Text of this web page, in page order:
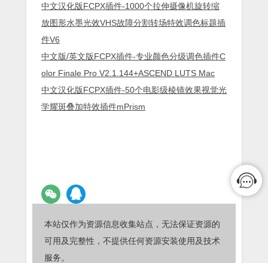
中文汉化版FCPX插件-1000个拉伸摄像机旋转缩
放图形水墨光效VHS故障分割转场特效调色标题插
件V6
中文版/英文版FCPX插件-专业颜色分级调色插件C
olor Finale Pro V2.1.144+ASCEND LUTS Mac
中文汉化版FCPX插件-50个电影级棱镜效果视觉光
学耀斑叠加特效插件mPrism
本站仅作为资源信息收集站点，无法保证资源的
可用及完整性，不提供任何资源安装使用及技术
服务。